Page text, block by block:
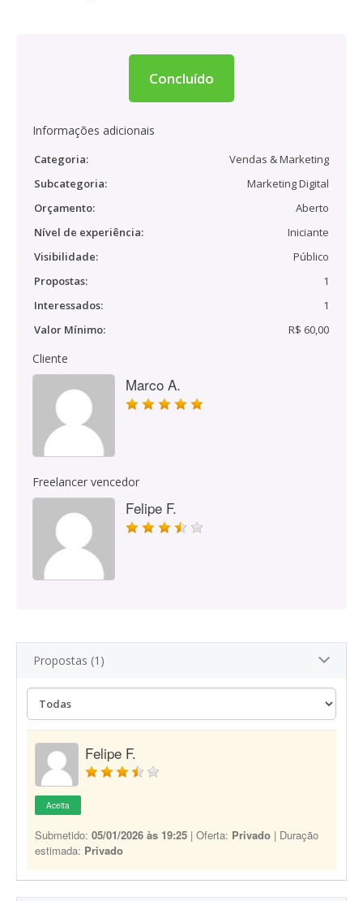
Concluído
Informações adicionais
Categoria:
Vendas & Marketing
Subcategoria:
Marketing Digital
Orçamento:
Aberto
Nível de experiência:
Iniciante
Visibilidade:
Público
Propostas:
1
Interessados:
1
Valor Mínimo:
R$ 60,00
Cliente
Marco A.
Freelancer vencedor
Felipe F.
Propostas (1)
Felipe F.
Aceita
Submetido: 05/01/2026 às 19:25 | Oferta: Privado | Duração
estimada: Privado